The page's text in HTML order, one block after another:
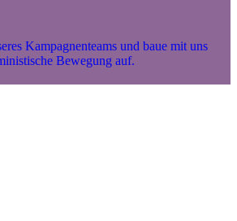
Kampagnenteams und baue mit uns
Bewegung auf.